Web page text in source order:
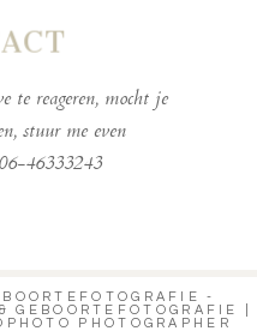
te reageren, mocht je
stuur me even
46333243
-
GEBOORTEFOTOGRAFIE |
PHOTOGRAPHER